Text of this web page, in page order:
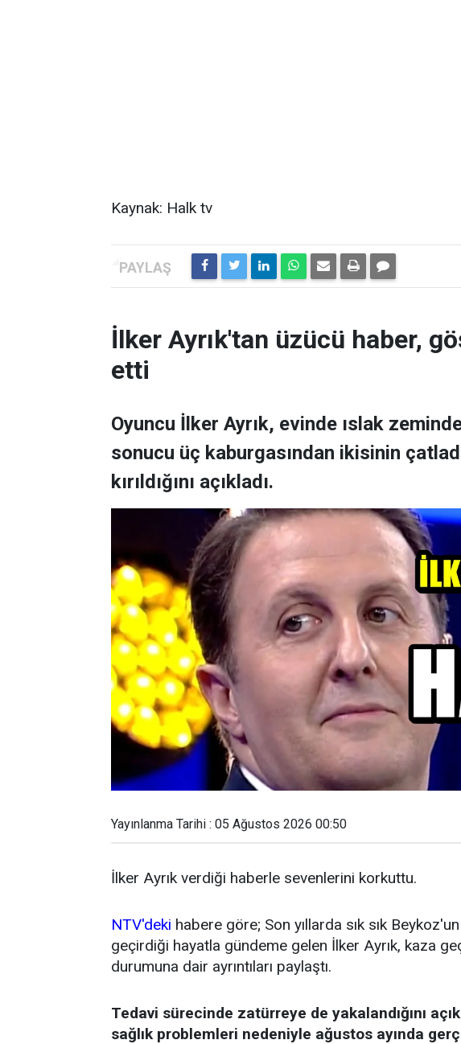
Kaynak: Halk tv
İlker Ayrık'tan üzücü haber,
etti
Oyuncu İlker Ayrık, evinde ıslak
sonucu üç kaburgasından ikisinin
kırıldığını açıkladı.
Yayınlanma Tarihi : 05 Ağustos 2026 00:50
İlker Ayrık verdiği haberle sevenlerini korkuttu.
NTV'deki habere göre; Son yıllarda sık sık
geçirdiği hayatla gündeme gelen İlker Ayrık, kaza
durumuna dair ayrıntıları paylaştı.
Tedavi sürecinde zatürreye de yakalandığını
sağlık problemleri nedeniyle ağustos ayında